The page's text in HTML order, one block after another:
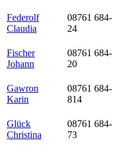
Federolf
Claudia
08761 684-
24
Fischer
Johann
08761 684-
20
Gawron
Karin
08761 684-
814
Glück
Christina
08761 684-
73